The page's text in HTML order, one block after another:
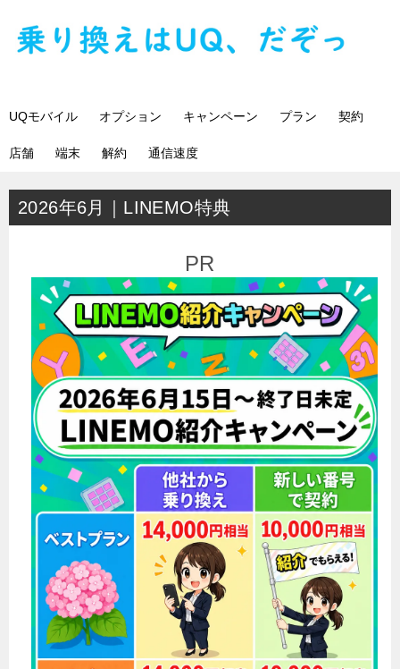
UQモバイル オプション キャンペーン プラン 契約
店舗 端末 解約 通信速度
2026年6月｜LINEMO特典
PR